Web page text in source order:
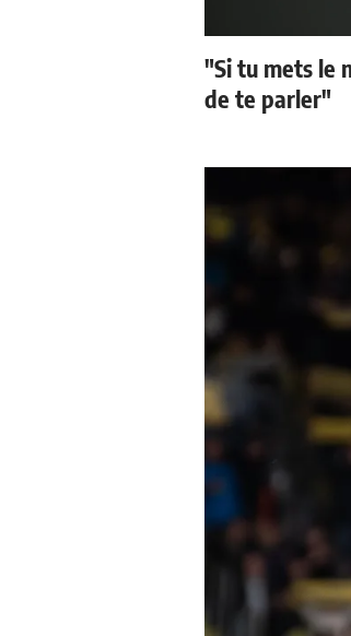
"Si tu mets le
de te parler"